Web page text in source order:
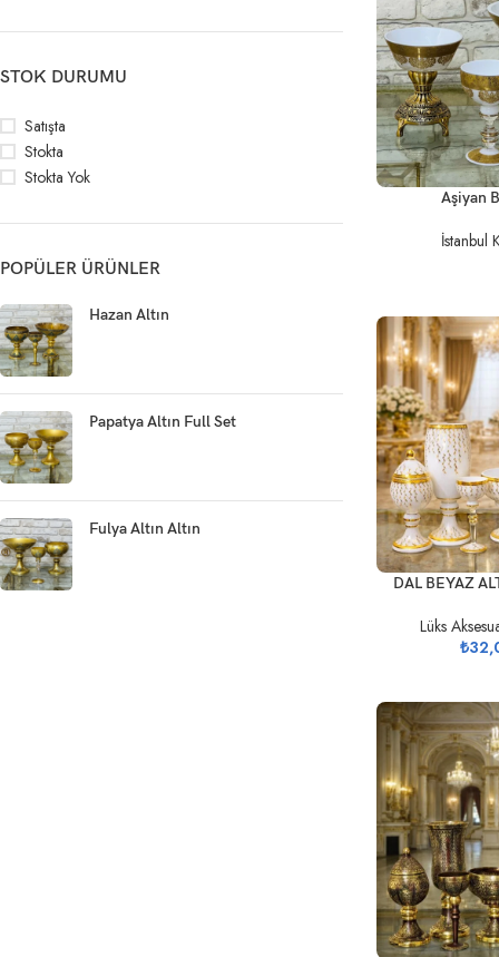
STOK DURUMU
Satışta
Stokta
Stokta Yok
POPÜLER ÜRÜNLER
Hazan Altın
Papatya Altın Full Set
Fulya Altın Altın
DEVAMINI OKU
Aşiyan
İstanbul
SEPETE EKLE
DAL BEYAZ
Lüks
₺